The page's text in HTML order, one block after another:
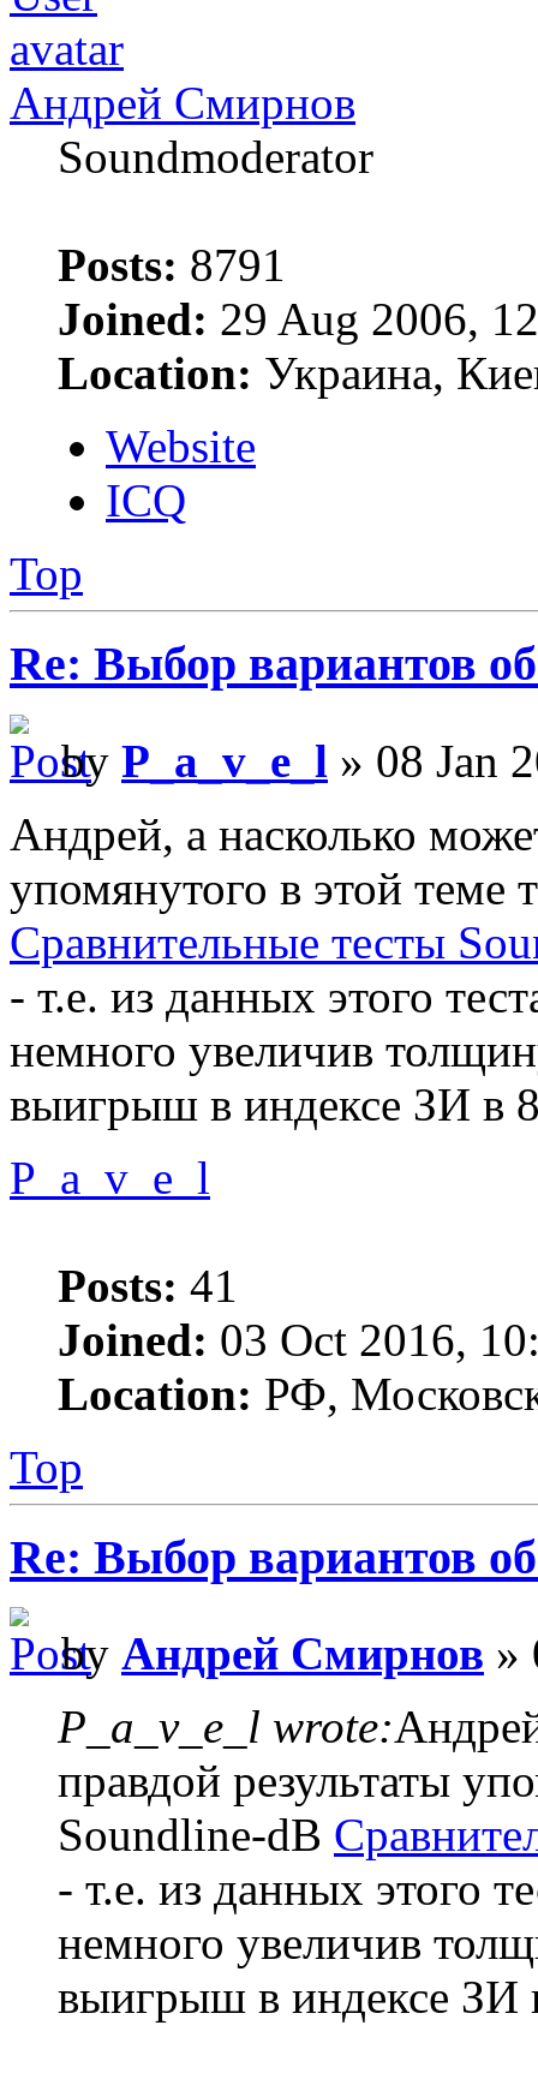
Андрей Смирнов
Soundmoderator
Posts: 8791
Joined: 29 Aug 2006,
Location: Украина,
Website
ICQ
Top
Re: Выбор вариантов
by P_a_v_e_l » 08 Jan
Андрей, а насколько
упомянутого в этой теме
Сравнительные тесты
- т.е. из данных этого
немного увеличив
выигрыш в индексе ЗИ в
P_a_v_e_l
Posts: 41
Joined: 03 Oct 2016,
Location: РФ,
Top
Re: Выбор вариантов
by Андрей Смирнов »
P_a_v_e_l wrote:
правдой результаты
Soundline-dB
- т.е. из данных этого
немного увеличив
выигрыш в индексе ЗИ